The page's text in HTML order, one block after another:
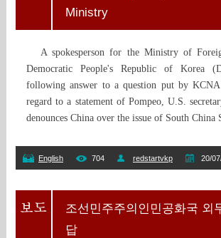
Ministry
A spokesperson for the Ministry of
Democratic People's Republic of Korea
following answer to a question put by
regard to a statement of Pompeo, U.S.
denounces China over the issue of South China
English 704 redstartvkp 20/
조선민주주의인민공화국 외
답